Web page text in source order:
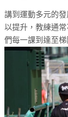
講到運動多元的
以提升，教練通
們每一課到達至